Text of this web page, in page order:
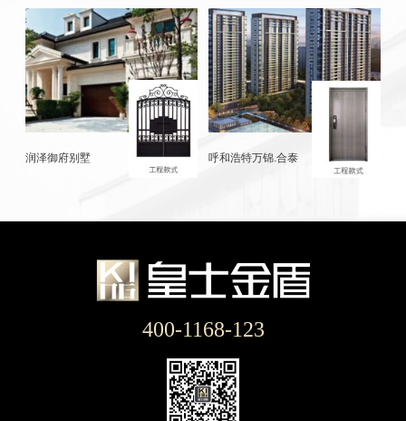
润泽御府别墅 呼和浩特万锦.合泰
400-1168-123